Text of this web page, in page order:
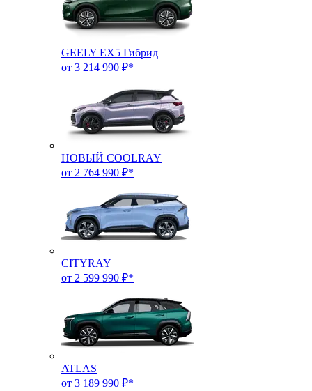
GEELY EX5 Гибрид
от 3 214 990 ₽*
НОВЫЙ COOLRAY
от 2 764 990 ₽*
CITYRAY
от 2 599 990 ₽*
ATLAS
от 3 189 990 ₽*